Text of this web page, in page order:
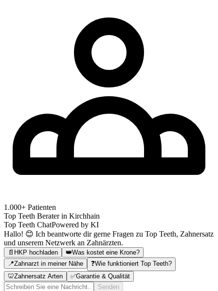
1.000+ Patienten
Top Teeth Berater in Kirchhain
Top Teeth ChatPowered by KI
Hallo! 😊 Ich beantworte dir gerne Fragen zu Top Teeth, Zahnersatz
und unserem Netzwerk an Zahnärzten.
📄 HKP hochladen 👑Was kostet eine Krone?
📍Zahnarzt in meiner Nähe ❓Wie funktioniert Top Teeth?
🦷Zahnersatz Arten ✅Garantie & Qualität
Senden